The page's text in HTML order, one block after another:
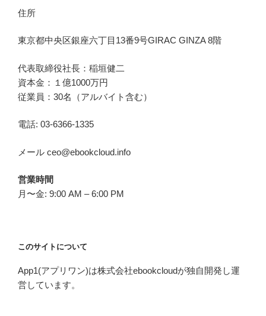
住所
東京都中央区銀座六丁目 13番9号GIRAC GINZA 8階
代表取締役社長：稲垣健二
資本金：１億1000万円
従業員：30名（アルバイト含む）
電話: 03-6366-1335
メール ceo@ebookcloud.info
営業時間
月〜金: 9:00 AM – 6:00 PM
このサイトについて
App1(アプリワン)は株式会社ebookcloudが独自開発し運
営しています。